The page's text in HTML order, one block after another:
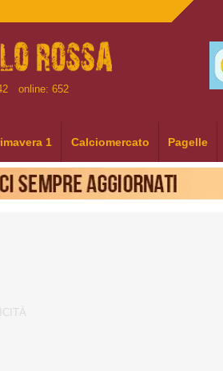
online: 652
1 Calciomercato Pagelle